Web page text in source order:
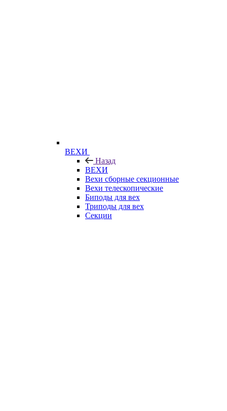
ВЕХИ
Назад
ВЕХИ
Вехи сборные секционные
Вехи телескопические
Биподы для вех
Триподы для вех
Секции